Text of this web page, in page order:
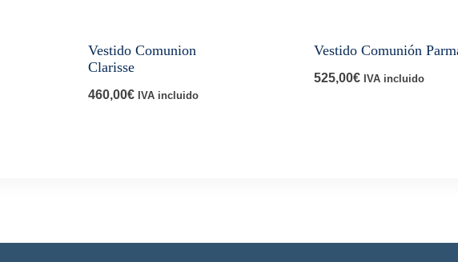
Vestido Comunion
Clarisse
460,00€ IVA incluido
Vestido Comunión
525,00€ IVA incluido